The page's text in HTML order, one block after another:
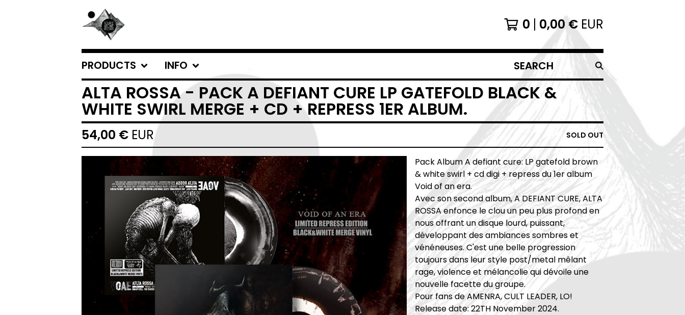
0 0,00 € EUR
PRODUCTS INFO
SEARCH
PRODUCTS
ALTA ROSSA - PACK A DEFIANT CURE LP GATEFOLD BLACK &
WHITE SWIRL MERGE + CD + REPRESS 1ER ALBUM.
54,00 € EUR SOLD OUT
Pack Album A defiant cure: LP gatefold brown
& white swirl + cd digi + repress du 1er album
Void of an era.
Avec son second album, A DEFIANT CURE, ALTA
ROSSA enfonce le clou un peu plus profond en
nous offrant un disque lourd, puissant,
développant des ambiances sombres et
vénéneuses. C'est une belle progression
toujours dans leur style post/metal mêlant
rage, violence et mélancolie qui dévoile une
nouvelle facette du groupe.
Pour fans de AMENRA, CULT LEADER, LO!
Release date: 22TH November 2024.